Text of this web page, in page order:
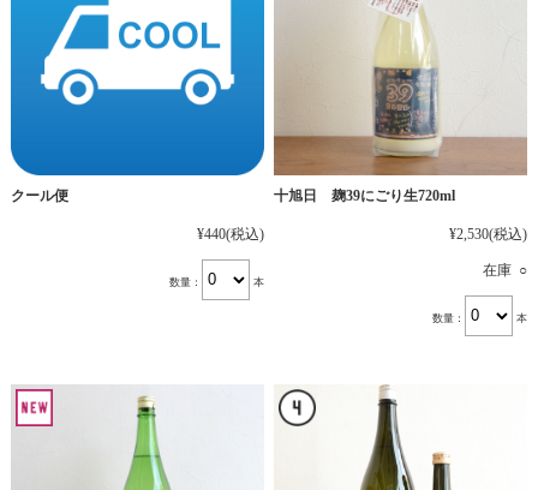
クール便
¥440(税込)
数量： 本
十旭日 麹39にごり生720ml
¥2,530(税込)
在庫 ○
数量： 本